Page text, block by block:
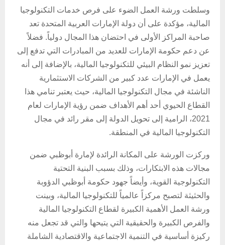
وسلطت ورشة العمل الضوء على فرص خدمات التكنولوجيا
المالية، مؤكدة على أن دولة الإمارات العربية المتحدة تعد
صاحبة المراكز الأولى في احتضان هذا المجال دولياً. فضلاً
عن دعم حكومة الإمارات للعديد من المبادرات التي تدفع إلى
تعزيز نمو النظام البيئي للتكنولوجيا المالية، بالإضافة إلى أنه
يعمل في الإمارات عدد كبير من الشركات الاستثمارية
الناشئة في مجال التكنولوجيا المالية، حيث يعتبر تنامي هذا
القطاع الحيوي أحد أهم الأهداف ضمن رؤية الإمارات لعام
2021، الرامية إلى تحويل الدولة إلى مقر رائد في مجال
التكنولوجيا المالية في المنطقة.
وركزت الورشة على المكانة الرائدة لإمارة أبوظبي ضمن
مجالات هذه الابتكارات، وذلك بسبب البنية ​​التحتية
التكنولوجية القوية، وأيضاً جهود حكومة أبوظبي الدؤوبة
والحثيثة لتصبح مركزاً عالمياً للتكنولوجيا المالية، وبينت
ورشة العمل الأهمية الكبيرة لقطاع التكنولوجيا المالية
والفرص الكبيرة والحقيقية التي يتيحها والتي قد تجعل منه
ركيزة أساسية في التنمية الاجتماعية والاقتصادية الشاملة